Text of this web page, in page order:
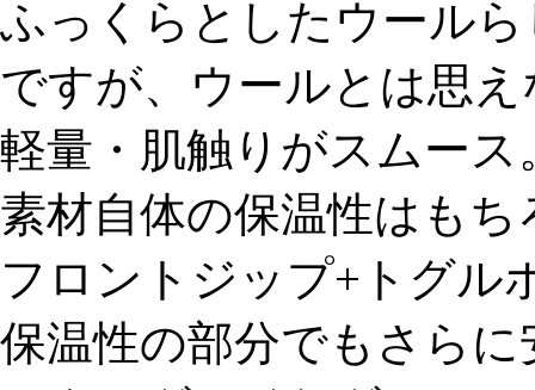
ふっくらとしたウール
ですが、ウールとは思
軽量・肌触りがスムース
素材自体の保温性はもち
フロントジップ+トグル
保温性の部分でもさら